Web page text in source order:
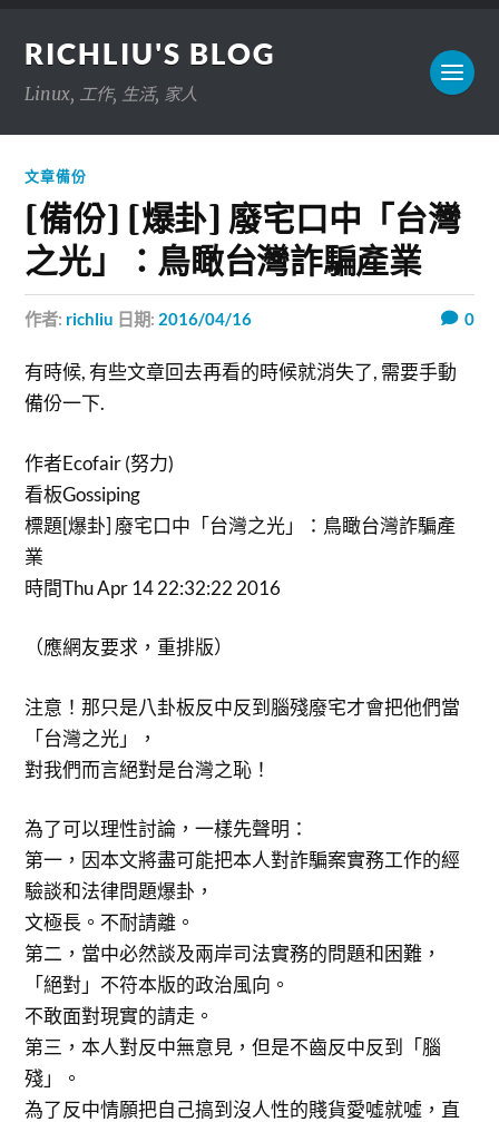
RICHLIU'S BLOG
Linux, 工作, 生活, 家人
文章備份
[備份] [爆卦] 廢宅口中「台灣
之光」：鳥瞰台灣詐騙產業
作者: richliu 日期: 2016/04/16 0
有時候, 有些文章回去再看的時候就消失了, 需要手動
備份一下.
作者Ecofair (努力)
看板Gossiping
標題[爆卦] 廢宅口中「台灣之光」：鳥瞰台灣詐騙產
業
時間Thu Apr 14 22:32:22 2016
（應網友要求，重排版）
注意！那只是八卦板反中反到腦殘廢宅才會把他們當
「台灣之光」，
對我們而言絕對是台灣之恥！
為了可以理性討論，一樣先聲明：
第一，因本文將盡可能把本人對詐騙案實務工作的經
驗談和法律問題爆卦，
文極長。不耐請離。
第二，當中必然談及兩岸司法實務的問題和困難，
「絕對」不符本版的政治風向。
不敢面對現實的請走。
第三，本人對反中無意見，但是不齒反中反到「腦
殘」。
為了反中情願把自己搞到沒人性的賤貨愛噓就噓，直